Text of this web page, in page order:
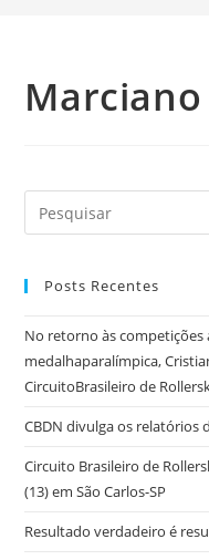
Posts Recentes
No retorno às competições
medalhaparalímpica,
CircuitoBrasileiro de
CBDN divulga os relatórios
Circuito Brasileiro de
(13) em São Carlos-SP
Resultado verdadeiro é